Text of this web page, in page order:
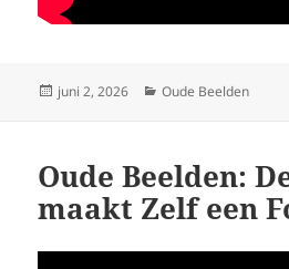
Geplaatst
juni 2, 2026 Categorieën
Oude Beelden
Oude Beelden:
maakt Zelf een